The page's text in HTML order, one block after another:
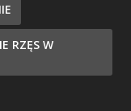
RZĘS W